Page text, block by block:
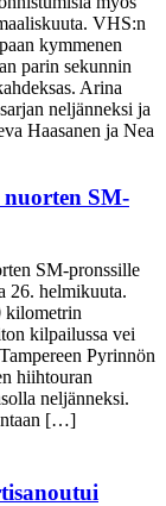
VHS:n
kymmenen
parin sekunnin
Arina
neljänneksi ja
Haasanen ja Nea
nuorten SM-
SM-pronssille
26. helmikuuta.
kilometrin
kilpailussa vei
Pyrinnön
hiihtouran
neljänneksi.
[…]